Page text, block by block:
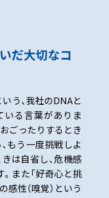
だ大切なコ
う、我社のDNAと
いる言葉がありま
ごったりするとき
もう一度挑戦しよ
は自省し、危機感
また「好奇心と挑
感性（嗅覚）という